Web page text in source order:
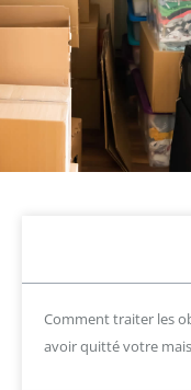
Comment traiter les
avoir quitté votre